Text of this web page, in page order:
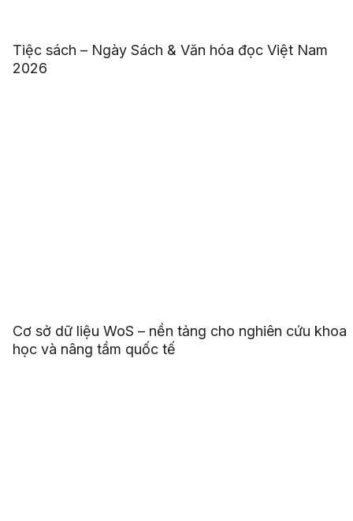
Tiệc sách – Ngày Sách & Văn hóa đọc Việt Nam
2026
Cơ sở dữ liệu WoS – nền tảng cho nghiên cứu khoa
học và nâng tầm quốc tế